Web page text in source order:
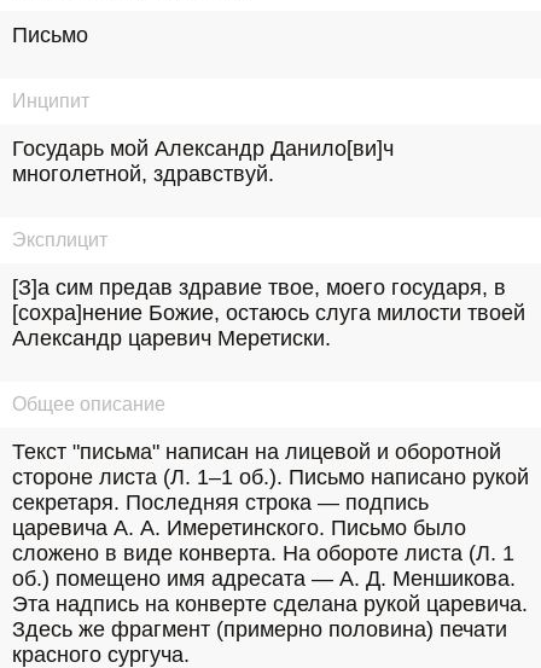
Письмо
Инципит
Государь мой Александр Данило[ви]ч
многолетной, здравствуй.
Эксплицит
[З]а сим предав здравие твое, моего государя, в
[сохра]нение Божие, остаюсь слуга милости твоей
Александр царевич Меретиски.
Общее описание
Текст "письма" написан на лицевой и оборотной
стороне листа (Л. 1–1 об.). Письмо написано рукой
секретаря. Последняя строка — подпись
царевича А. А. Имеретинского. Письмо было
сложено в виде конверта. На обороте листа (Л. 1
об.) помещено имя адресата — А. Д. Меншикова.
Эта надпись на конверте сделана рукой царевича.
Здесь же фрагмент (примерно половина) печати
красного сургуча.